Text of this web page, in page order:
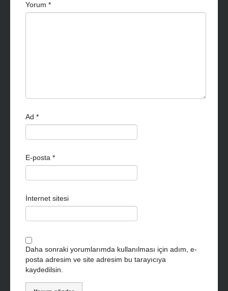
Yorum *
Ad *
E-posta *
İnternet sitesi
Daha sonraki yorumlarımda kullanılması için adım, e-
posta adresim ve site adresim bu tarayıcıya
kaydedilsin.